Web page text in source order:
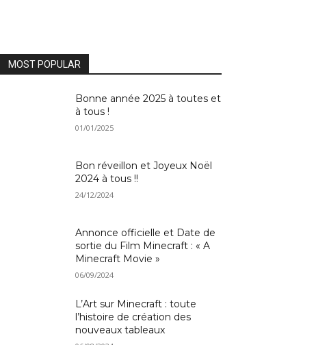
MOST POPULAR
Bonne année 2025 à toutes et
à tous !
01/01/2025
Bon réveillon et Joyeux Noël
2024 à tous !!
24/12/2024
Annonce officielle et Date de
sortie du Film Minecraft : « A
Minecraft Movie »
06/09/2024
L’Art sur Minecraft : toute
l’histoire de création des
nouveaux tableaux